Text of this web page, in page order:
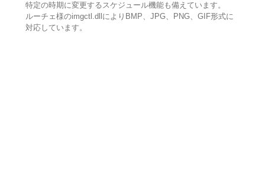
特定の時期に変更するスケジュール機能も備えています。
ルーチェ様のimgctl.dllによりBMP、JPG、PNG、GIF形式に
対応しています。